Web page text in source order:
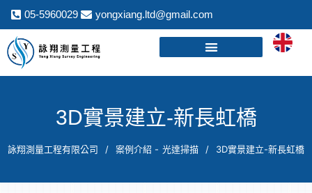
05-5960029 yongxiang.ltd@gmail.com
3D實景建立-新長虹橋
詠翔測量工程有限公司 案例介紹 - 光達掃描 3D實景建立-新長虹橋